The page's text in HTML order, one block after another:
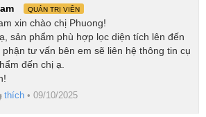
biến 5 trong 1 giám sát chất
khí
nghệ composite 5 lớp bảo vệ toàn
bỏ chất gây dị ứng, bảo vệ tối ưu
QUẢN TRỊ VIÊN
xin chào chị Phuong!
sản phẩm phù hợp lọc diện tích lên đến
tư vấn bên em sẽ liên hệ thông tin cụ
đến chị ạ.
thích • 09/10/2025